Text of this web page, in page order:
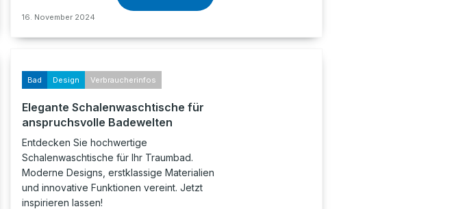
16. November 2024
Bad Design Verbraucherinfos
Elegante Schalenwaschtische für
anspruchsvolle Badewelten
Entdecken Sie hochwertige
Schalenwaschtische für Ihr Traumbad.
Moderne Designs, erstklassige Materialien
und innovative Funktionen vereint. Jetzt
inspirieren lassen!